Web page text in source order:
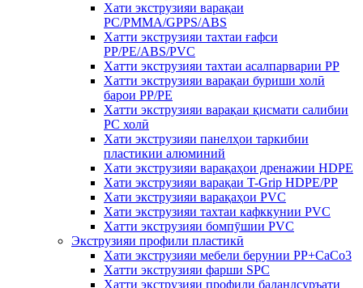
Хати экструзияи варақаи
PC/PMMA/GPPS/ABS
Хатти экструзияи тахтаи ғафси
PP/PE/ABS/PVC
Хатти экструзияи тахтаи асалпарварии PP
Хатти экструзияи варақаи буриши холӣ
барои PP/PE
Хатти экструзияи варақаи қисмати салибии
PC холӣ
Хати экструзияи панелҳои таркибии
пластикии алюминий
Хати экструзияи варақаҳои дренажии HDPE
Хати экструзияи варақаи T-Grip HDPE/PP
Хати экструзияи варақаҳои PVC
Хати экструзияи тахтаи кафккунии PVC
Хатти экструзияи бомпӯшии PVC
Экструзияи профили пластикӣ
Хати экструзияи мебели берунии PP+CaCo3
Хатти экструзияи фарши SPC
Хатти экструзияи профили баландсуръати